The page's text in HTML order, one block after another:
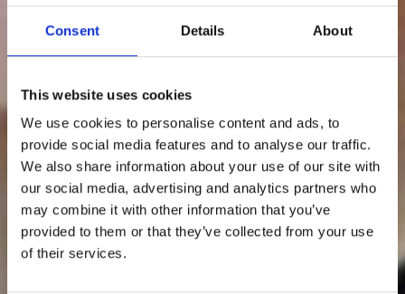
Consent Details About
This website uses cookies
We use cookies to personalise content and ads, to
provide social media features and to analyse our traffic.
We also share information about your use of our site with
our social media, advertising and analytics partners who
may combine it with other information that you’ve
provided to them or that they’ve collected from your use
of their services.